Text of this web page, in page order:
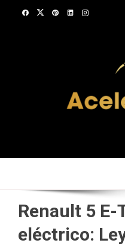
Renault 5 E-
eléctrico: